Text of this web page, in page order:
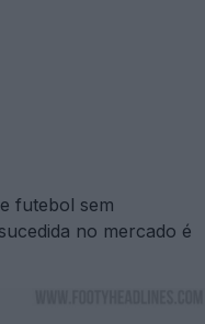
futebol sem
no mercado é